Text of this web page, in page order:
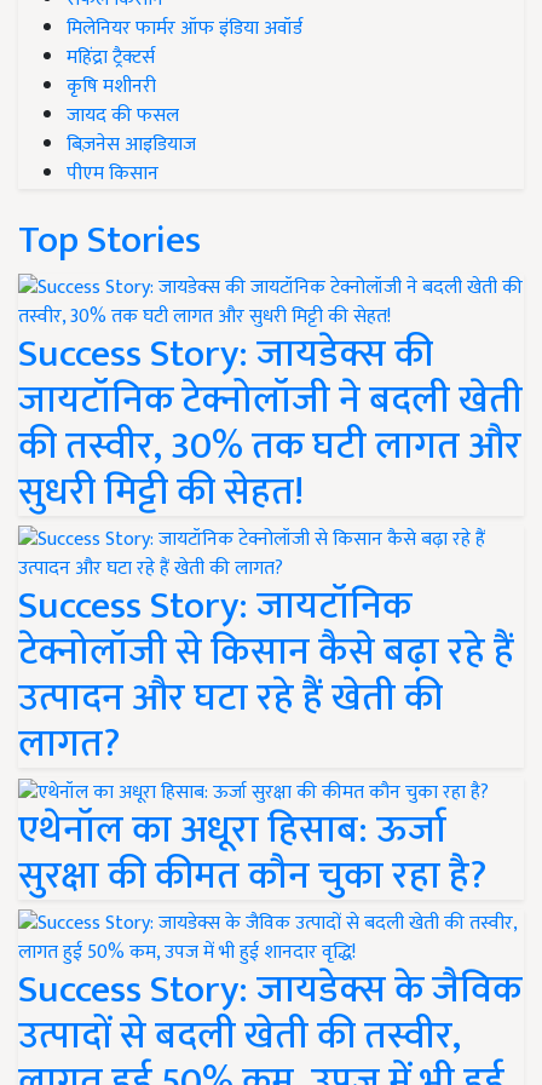
मिलेनियर फार्मर ऑफ इंडिया अवॉर्ड
महिंद्रा ट्रैक्टर्स
कृषि मशीनरी
जायद की फसल
बिज़नेस आइडियाज
पीएम किसान
Top Stories
Success Story: जायडेक्स की
जायटॉनिक टेक्नोलॉजी ने बदली खेती
की तस्वीर, 30% तक घटी लागत और
सुधरी मिट्टी की सेहत!
Success Story: जायटॉनिक
टेक्नोलॉजी से किसान कैसे बढ़ा रहे हैं
उत्पादन और घटा रहे हैं खेती की
लागत?
एथेनॉल का अधूरा हिसाब: ऊर्जा
सुरक्षा की कीमत कौन चुका रहा है?
Success Story: जायडेक्स के जैविक
उत्पादों से बदली खेती की तस्वीर,